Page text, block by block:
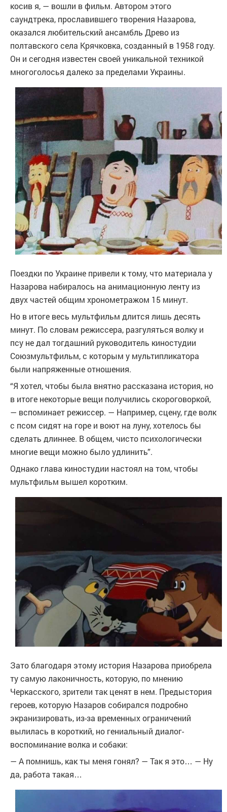
косив я, — вошли в фильм. Автором этого
саундтрека, прославившего творения Назарова,
оказался любительский ансамбль Древо из
полтавского села Крячковка, созданный в 1958 году.
Он и сегодня известен своей уникальной техникой
многоголосья далеко за пределами Украины.
Поездки по Украине привели к тому, что материала у
Назарова набиралось на анимационную ленту из
двух частей общим хронометражом 15 минут.
Но в итоге весь мультфильм длится лишь десять
минут. По словам режиссера, разгуляться волку и
псу не дал тогдашний руководитель киностудии
Союзмультфильм, с которым у мультипликатора
были напряженные отношения.
“Я хотел, чтобы была внятно рассказана история, но
в итоге некоторые вещи получились скороговоркой,
— вспоминает режиссер. — Например, сцену, где волк
с псом сидят на горе и воют на луну, хотелось бы
сделать длиннее. В общем, чисто психологически
многие вещи можно было удлинить”.
Однако глава киностудии настоял на том, чтобы
мультфильм вышел коротким.
Зато благодаря этому история Назарова приобрела
ту самую лаконичность, которую, по мнению
Черкасского, зрители так ценят в нем. Предыстория
героев, которую Назаров собирался подробно
экранизировать, из-за временных ограничений
вылилась в короткий, но гениальный диалог-
воспоминание волка и собаки:
— А помнишь, как ты меня гонял? — Так я это… — Ну
да, работа такая…